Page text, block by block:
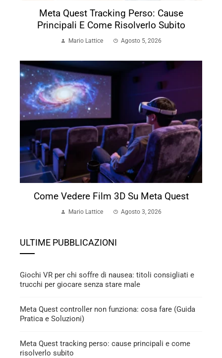
Meta Quest Tracking Perso: Cause
Principali E Come Risolverlo Subito
Mario Lattice Agosto 5, 2026
Come Vedere Film 3D Su Meta Quest
Mario Lattice Agosto 3, 2026
ULTIME PUBBLICAZIONI
Giochi VR per chi soffre di nausea: titoli consigliati e
trucchi per giocare senza stare male
Meta Quest controller non funziona: cosa fare (Guida
Pratica e Soluzioni)
Meta Quest tracking perso: cause principali e come
risolverlo subito